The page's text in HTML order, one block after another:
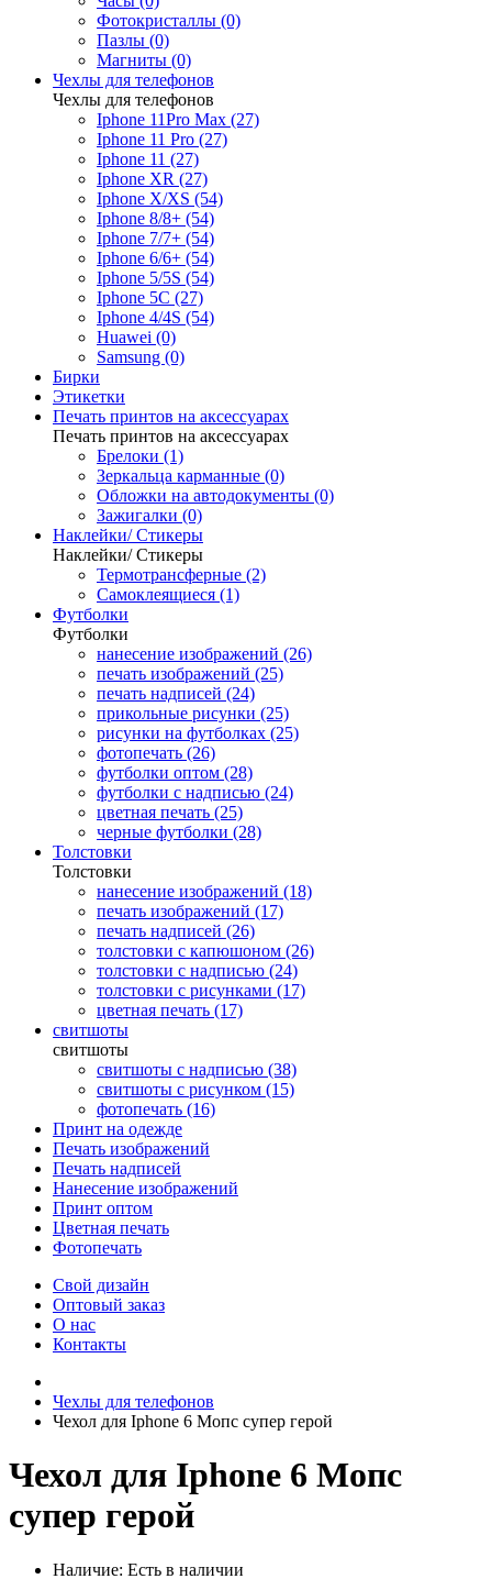
Фотокристаллы (0)
Пазлы (0)
Магниты (0)
Чехлы для телефонов
Чехлы для телефонов
Iphone 11Pro Max (27)
Iphone 11 Pro (27)
Iphone 11 (27)
Iphone XR (27)
Iphone X/XS (54)
Iphone 8/8+ (54)
Iphone 7/7+ (54)
Iphone 6/6+ (54)
Iphone 5/5S (54)
Iphone 5C (27)
Iphone 4/4S (54)
Huawei (0)
Samsung (0)
Бирки
Этикетки
Печать принтов на аксессуарах
Печать принтов на аксессуарах
Брелоки (1)
Зеркальца карманные (0)
Обложки на автодокументы (0)
Зажигалки (0)
Наклейки/ Стикеры
Наклейки/ Стикеры
Термотрансферные (2)
Самоклеящиеся (1)
Футболки
Футболки
нанесение изображений (26)
печать изображений (25)
печать надписей (24)
прикольные рисунки (25)
рисунки на футболках (25)
фотопечать (26)
футболки оптом (28)
футболки с надписью (24)
цветная печать (25)
черные футболки (28)
Толстовки
Толстовки
нанесение изображений (18)
печать изображений (17)
печать надписей (26)
толстовки с капюшоном (26)
толстовки с надписью (24)
толстовки с рисунками (17)
цветная печать (17)
свитшоты
свитшоты
свитшоты с надписью (38)
свитшоты с рисунком (15)
фотопечать (16)
Принт на одежде
Печать изображений
Печать надписей
Нанесение изображений
Принт оптом
Цветная печать
Фотопечать
Свой дизайн
Оптовый заказ
О нас
Контакты
Чехлы для телефонов
Чехол для Iphone 6 Мопс супер герой
Чехол для Iphone 6 Мопс
супер герой
Наличие: Есть в наличии